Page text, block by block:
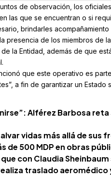
de observación, los
las que se encuentran o si
brindarles
presencia de los miembros de
la Entidad, además de que
que este operativo es
a fin de garantizar un
Alférez Barbosa
vidas más allá de sus
de 500 MDP en obras
con Claudia
traslado aeromédico